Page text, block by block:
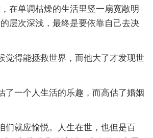
在单调枯燥的生活里竖一扇宽敞明
层次深浅，最终是要依靠自己去决
觉得能拯救世界，而他大了才发现世
了一个人生活的乐趣，而高估了婚姻
们就应愉悦。人生在世，也但是百